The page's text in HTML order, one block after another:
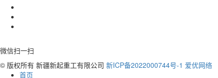
微信扫一扫
© 版权所有 新疆新起重工有限公司 新ICP备2022000744号-1 爱优网络
首页